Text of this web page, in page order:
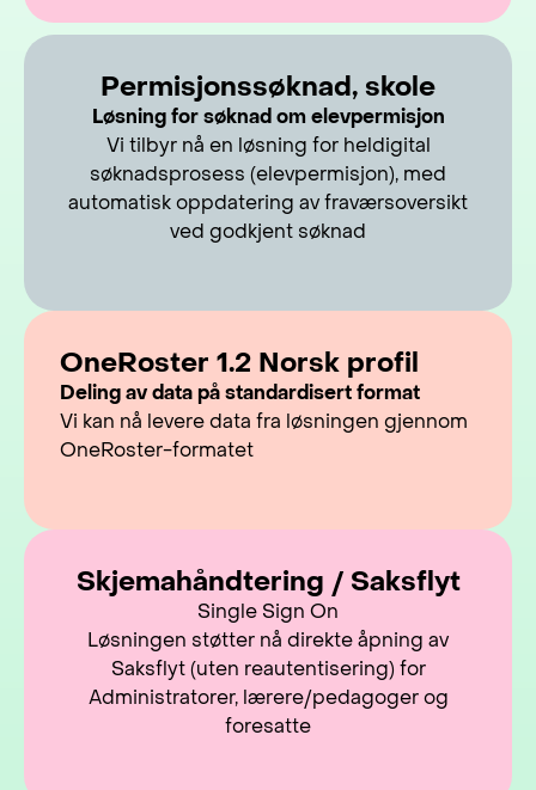
Permisjonssøknad, skole
Løsning for søknad om elevpermisjon
Vi tilbyr nå en løsning for heldigital
søknadsprosess (elevpermisjon), med
automatisk oppdatering av fraværsoversikt
ved godkjent søknad
OneRoster 1.2 Norsk profil
Deling av data på standardisert format
Vi kan nå levere data fra løsningen gjennom
OneRoster-formatet
Skjemahåndtering / Saksflyt
Single Sign On
Løsningen støtter nå direkte åpning av
Saksflyt (uten reautentisering) for
Administratorer, lærere/pedagoger og
foresatte